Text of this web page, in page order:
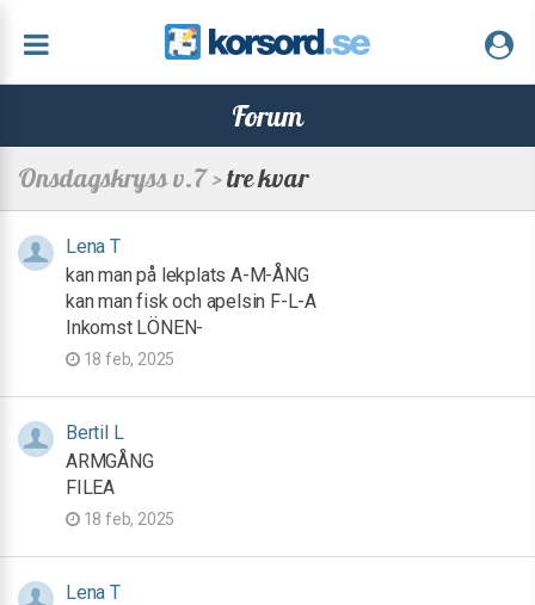
Forum
Onsdagskryss v.7 >tre kvar
Lena T
kan man på lekplats A-M-ÅNG
kan man fisk och apelsin F-L-A
Inkomst LÖNEN-
18 feb, 2025
Bertil L
ARMGÅNG
FILEA
18 feb, 2025
Lena T